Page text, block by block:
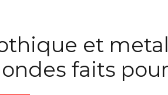
et
faits